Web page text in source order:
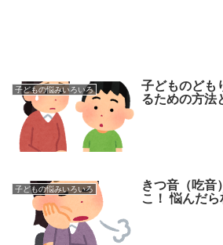
子どもの悩みいろいろ
子どものども
るための方法
子どもの悩みいろいろ
きつ音（吃音
こ！ 悩んだ